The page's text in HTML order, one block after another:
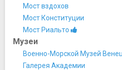
Мост вздохов
Мост Конституции
Мост Риальто
Музеи
Военно-Морской Музей
Галерея Академии